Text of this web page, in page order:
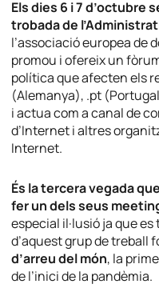
Els dies 6 i 7 d’octubre
trobada de
l’associació europea de
promou i ofereix un
política que afecten els
(Alemanya), .pt
i actua com a canal de
d’Internet i altres
Internet.
És la tercera vegada
fer un dels seus
especial il·lusió ja que
d’aquest grup de treball
d’arreu del món, la
de l’inici de la pandèmia.